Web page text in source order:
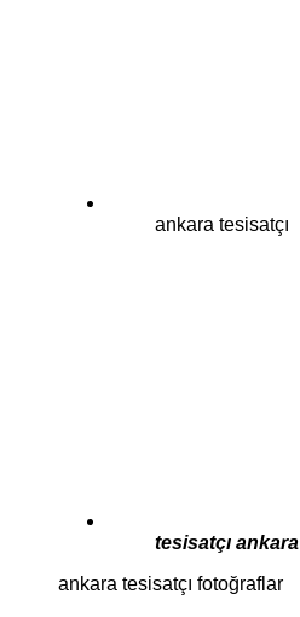
ankara tesisatçı
tesisatçı ankara
ankara tesisatçı fotoğraflar